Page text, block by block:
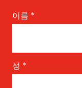
이름 *
성 *